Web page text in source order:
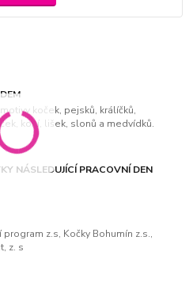
koček, pejsků, králíčků,
koní, lišek, slonů a medvídků.
NÁSLEDUJÍCÍ PRACOVNÍ DEN
z.s, Kočky Bohumín z.s.,
z. s